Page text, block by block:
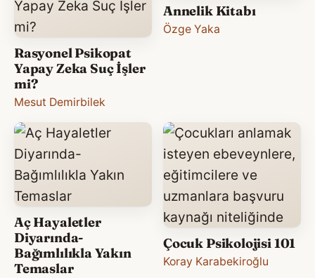
Rasyonel Psikopat
Yapay Zeka Suç İşler
mi?
Mesut Demirbilek
Annelik Kitabı
Özge Yaka
Aç Hayaletler
Diyarında-
Bağımlılıkla Yakın
Temaslar
Çocuk Psikolojisi 101
Koray Karabekiroğlu